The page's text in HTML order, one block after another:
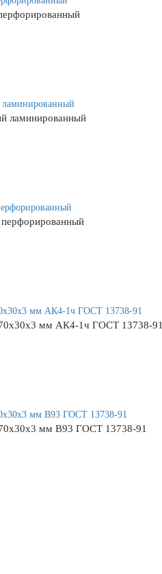
ламинированный
мм АК4-1ч ГОСТ 13738-91
мм В93 ГОСТ 13738-91